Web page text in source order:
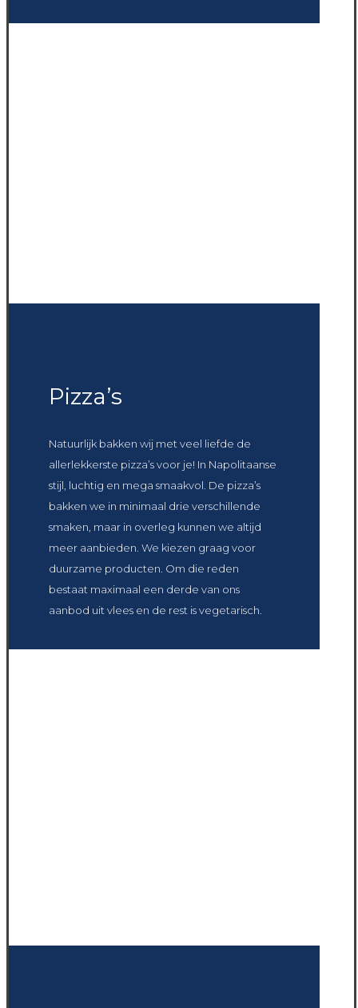
Pizza’s
Natuurlijk bakken wij met veel liefde de
allerlekkerste pizza’s voor je! In Napolitaanse
stijl, luchtig en mega smaakvol. De pizza’s
bakken we in minimaal drie verschillende
smaken, maar in overleg kunnen we altijd
meer aanbieden. We kiezen graag voor
duurzame producten. Om die reden
bestaat maximaal een derde van ons
aanbod uit vlees en de rest is vegetarisch.